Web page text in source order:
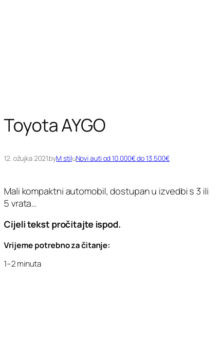
Toyota AYGO
12. ožujka 2021.byM stiluNovi auti od 10.000€ do 13.500€
Mali kompaktni automobil, dostupan u izvedbi s 3 ili
5 vrata…
Cijeli tekst pročitajte ispod.
Vrijeme potrebno za čitanje:
1–2 minuta